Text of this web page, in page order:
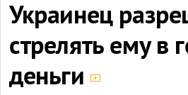
Украинец
стрелять ему в
деньги